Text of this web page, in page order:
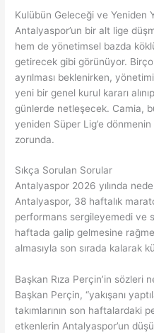
Kulübün Geleceği ve Yeniden
Antalyaspor’un bir alt lige
hem de yönetimsel bazda
getirecek gibi görünüyor.
ayrılması beklenirken,
yeni bir genel kurul kararı
günlerde netleşecek. Camia,
yeniden Süper Lig’e
zorunda.
Sıkça Sorulan Sorular
Antalyaspor 2026 yılında
Antalyaspor, 38 haftalık
performans sergileyemedi ve
haftada galip gelmesine
almasıyla son sırada kalarak
Başkan Rıza Perçin’in sözleri
Başkan Perçin, “yakışanı
takımlarının son haftalardaki
etkenlerin Antalyaspor’un